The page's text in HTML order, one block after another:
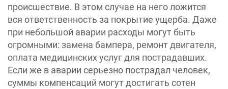
происшествие. В этом случае на него ложится
вся ответственность за покрытие ущерба. Даже
при небольшой аварии расходы могут быть
огромными: замена бампера, ремонт двигателя,
оплата медицинских услуг для пострадавших.
Если же в аварии серьезно пострадал человек,
суммы компенсаций могут достигать сотен